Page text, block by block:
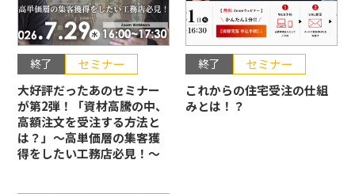
終了
セミナー
大好評だったあのセミナー
が第2弾！「資材高騰の中、
高額注文を受注する方法と
は？」〜高単価層の集客獲
得をしたい工務店必見！〜
終了
セミナー
これからの住宅受注の仕組
みとは！？